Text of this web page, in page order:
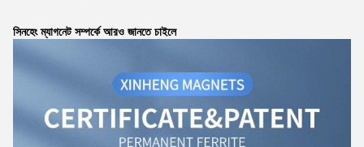
সিনহেং ম্যাগনেট সম্পর্কে আরও জানতে চাইলে